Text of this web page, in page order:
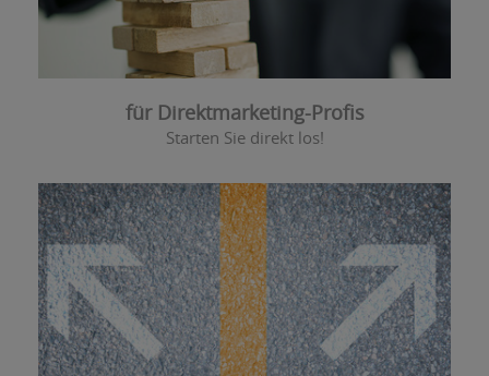
für Direktmarketing-Profis
Starten Sie direkt los!